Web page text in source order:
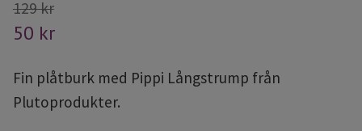
129 kr
50 kr
Fin plåtburk med Pippi Långstrump från
Plutoprodukter.